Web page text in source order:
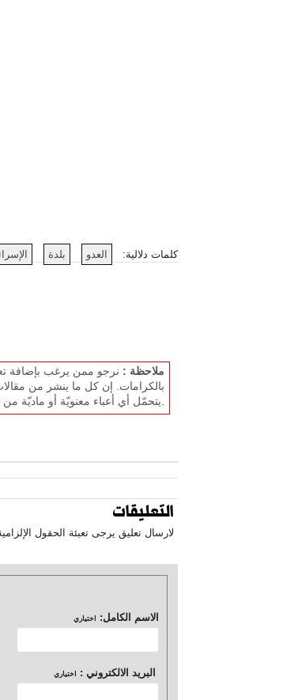
كلمات دلالية: العدو بلدة
ملاحظة : نرجو ممن يرغب بإضافة
بالكرامات. إن كل ما ينشر من
التعليقات
لارسال تعليق يرجى تعبئة الحقول الإلزامية
الاسم الكامل: اختياري
البريد الالكتروني : اختياري